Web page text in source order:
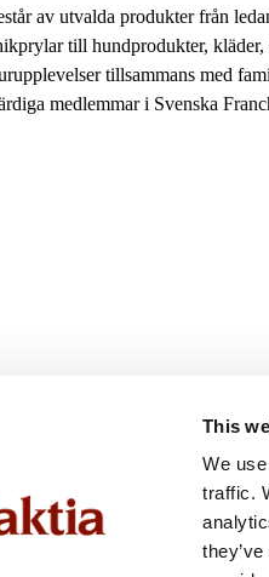
This
We
traffic.
av utvalda produkter från
till hundprodukter,
tillsammans med
medlemmar i Svenska